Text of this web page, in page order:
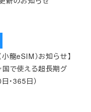
龍eSIM）お知らせ】
国で使える超長期グ
・365日）